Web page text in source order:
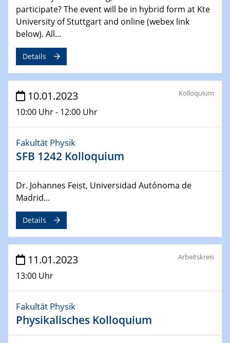
29.03.2023 - 30.03.2023
Kooperationsseminar | Brennstoffzellen
und Batterien
Charakterisierung entlang der Prozesskette, vom Pulver
20.04.2023
Ringvorlesung
Podiumsdiskussion: Ich wandle mich! Das Klima und
unser Leben im Ruhrgebiet 2035
20.04.2023
characterization at the atomic scale
24.04.2023 - 27.04.2023
ACAMEC 2023
4th Symposium on “Advanced Catalysis and Materials
for Energy Conversion“ (ACAMEC)
24.04.2023 - 27.04.2023
27.04.2023 - 20.04.2023
participate? The event will be in hybrid form at Kte
University of Stuttgart and online (webex link
below). All...
Details
10.01.2023
10:00 Uhr - 12:00 Uhr
Kolloquium
Fakultät Physik
SFB 1242 Kolloquium
Dr. Johannes Feist, Universidad Autónoma de
Madrid...
Details
11.01.2023
13:00 Uhr
Arbeitskreis
Fakultät Physik
Physikalisches Kolloquium